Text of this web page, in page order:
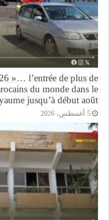
2026 »… l’entrée de plus
Marocains du monde
Royaume jusqu’à début